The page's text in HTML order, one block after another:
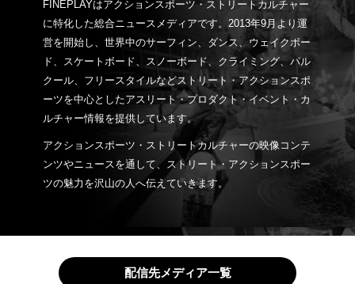
FINEPLAYはアクションスポーツ・ストリートカルチャー
に特化した総合ニュースメディアです。2013年9月より運
営を開始し、世界中のサーフィン、ダンス、ウェイクボー
ド、スケートボード、スノーボード、クライミング、パル
クール、フリースタイルなどストリート・アクションスポ
ーツを中心としたアスリート・プロダクト・イベント・カ
ルチャー情報を提供しています。
アクションスポーツ・ストリートカルチャーの映像コンテ
ンツやニュースを通して、ストリート・アクションスポー
ツの魅力を沢山の人へ伝えていきます。
配信先メディア一覧